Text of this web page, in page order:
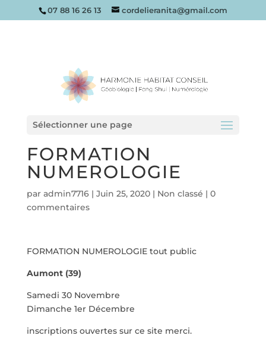
07 88 16 26 13 cordelieranita@gmail.com
Sélectionner une page
FORMATION
NUMEROLOGIE
par admin7716| Juin 25, 2020| Non classé | 0
commentaires
FORMATION NUMEROLOGIE tout public
Aumont (39)
Samedi 30 Novembre
Dimanche 1er Décembre
inscriptions ouvertes sur ce site merci.